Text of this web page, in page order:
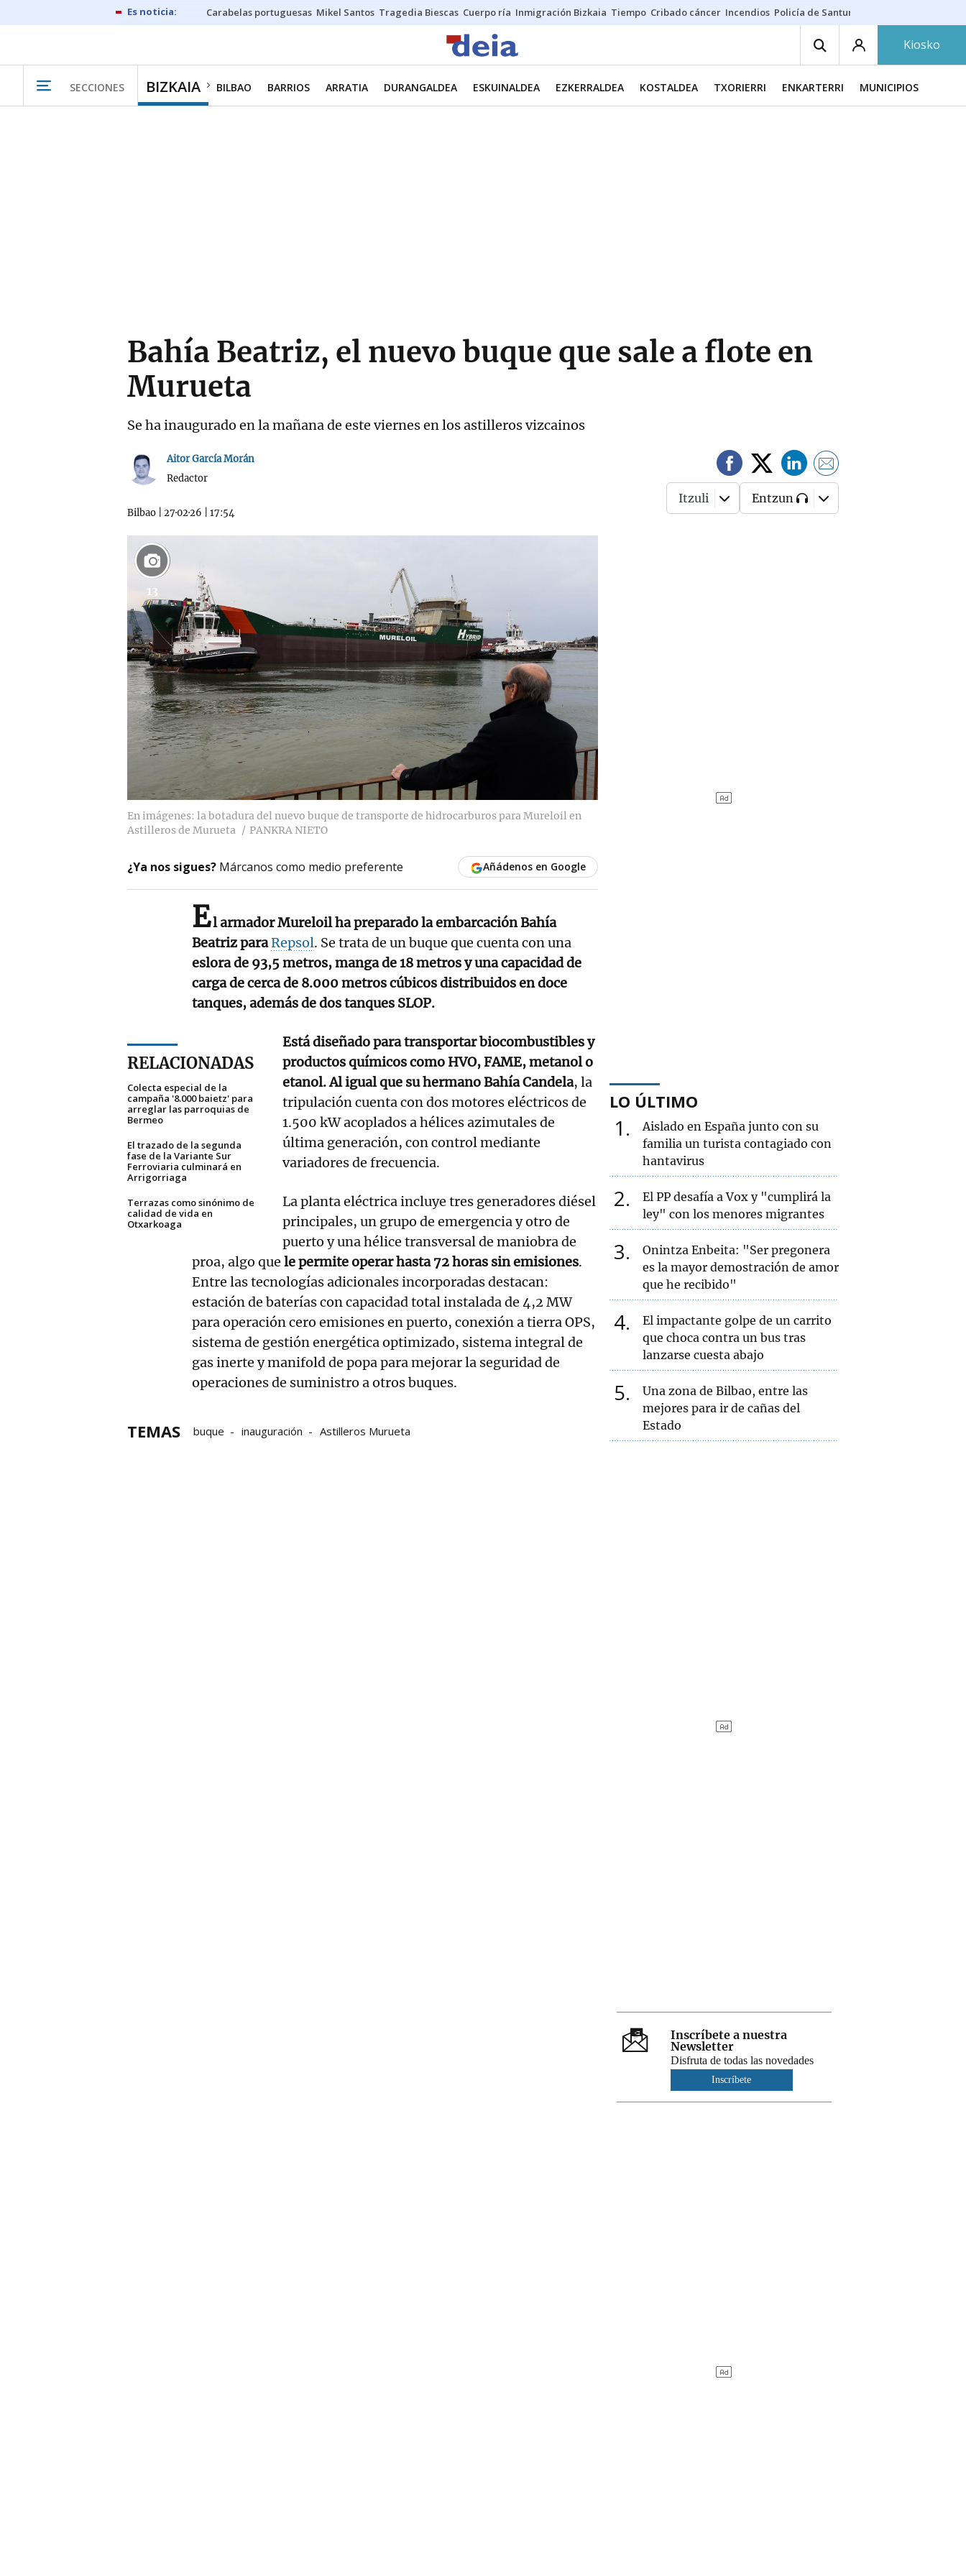
Carabelas portuguesas Mikel Santos Tragedia Biescas Cuerpo ría Inmigración Bizkaia Tiempo Cribado cáncer Incendios Policía de Santurtzi
Kiosko
SECCIONES BIZKAIA BILBAO BARRIOS ARRATIA DURANGALDEA ESKUINALDEA EZKERRALDEA KOSTALDEA TXORIERRI ENKARTERRI MUNICIPIOS
Bahía Beatriz, el nuevo buque que sale a flote en
Murueta
Se ha inaugurado en la mañana de este viernes en los astilleros vizcainos
Aitor García Morán
Redactor
Bilbao 27·02·26 17:54
Itzuli Entzun
13
En imágenes: la botadura del nuevo buque de transporte de hidrocarburos para Mureloil en
Astilleros de Murueta
PANKRA NIETO
¿Ya nos sigues? Márcanos como medio preferente Añádenos en Google
El armador Mureloil ha preparado la embarcación Bahía
Beatriz paraRepsol. Se trata de un buque que cuenta con una
eslora de 93,5 metros, manga de 18 metros y una capacidad de
carga de cerca de 8.000 metros cúbicos distribuidos en doce
tanques, además de dos tanques SLOP.
RELACIONADAS
Colecta especial de la
campaña '8.000 baietz' para
arreglar las parroquias de
Bermeo
El trazado de la segunda
fase de la Variante Sur
Ferroviaria culminará en
Arrigorriaga
Terrazas como sinónimo de
calidad de vida en
Otxarkoaga
Está diseñado para transportar biocombustibles y
productos químicos como HVO, FAME, metanol o
etanol. Al igual que su hermano Bahía Candela, la
tripulación cuenta con dos motores eléctricos de
1.500 kW acoplados a hélices azimutales de
última generación, con control mediante
variadores de frecuencia.
La planta eléctrica incluye tres generadores diésel
principales, un grupo de emergencia y otro de
puerto y una hélice transversal de maniobra de
proa, algo que le permite operar hasta 72 horas sin emisiones.
Entre las tecnologías adicionales incorporadas destacan:
estación de baterías con capacidad total instalada de 4,2 MW
para operación cero emisiones en puerto, conexión a tierra OPS,
sistema de gestión energética optimizado, sistema integral de
gas inerte y manifold de popa para mejorar la seguridad de
operaciones de suministro a otros buques.
TEMAS buque inauguración Astilleros Murueta
LO ÚLTIMO
1
Aislado en España junto con su
familia un turista contagiado con
hantavirus
2
El PP desafía a Vox y "cumplirá la
ley" con los menores migrantes
3
Onintza Enbeita: "Ser pregonera
es la mayor demostración de amor
que he recibido"
4
El impactante golpe de un carrito
que choca contra un bus tras
lanzarse cuesta abajo
5
Una zona de Bilbao, entre las
mejores para ir de cañas del
Estado
Inscríbete a nuestra
Newsletter
Disfruta de todas las novedades
Inscríbete